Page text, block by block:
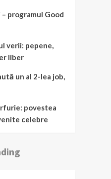
programul Good
verii: pepene,
liber
un al 2-lea job,
povestea
celebre